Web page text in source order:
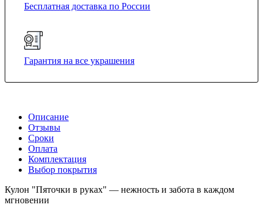
Бесплатная доставка по России
Гарантия на все украшения
Описание
Отзывы
Сроки
Оплата
Комплектация
Выбор покрытия
Кулон "Пяточки в руках" — нежность и забота в каждом
мгновении